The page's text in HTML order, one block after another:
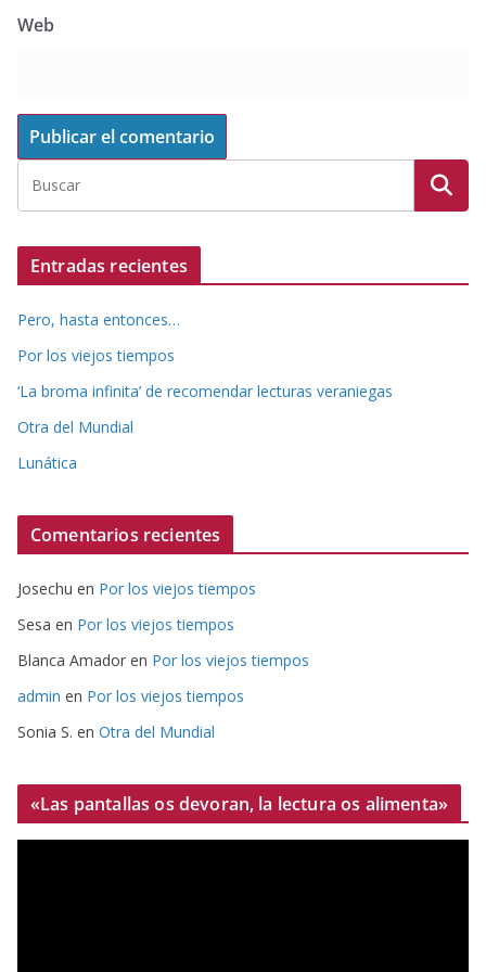
Web
Entradas recientes
Pero, hasta entonces…
Por los viejos tiempos
‘La broma infinita’ de recomendar lecturas veraniegas
Otra del Mundial
Lunática
Comentarios recientes
Josechu en Por los viejos tiempos
Sesa en Por los viejos tiempos
Blanca Amador en Por los viejos tiempos
admin en Por los viejos tiempos
Sonia S. en Otra del Mundial
«Las pantallas os devoran, la lectura os alimenta»